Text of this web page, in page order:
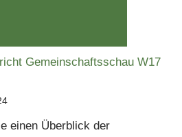
Gemeinschaftsschau W17
einen Überblick der